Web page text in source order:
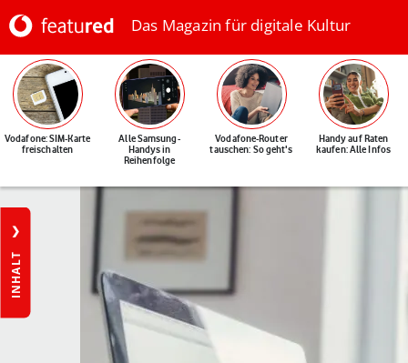
Das Magazin für digitale Kultur
Vodafone: SIM-Karte
freischalten
Alle Samsung-
Handys in
Reihenfolge
Vodafone-Router
tauschen: So geht's
Handy auf Raten
kaufen: Alle Infos
INHALT